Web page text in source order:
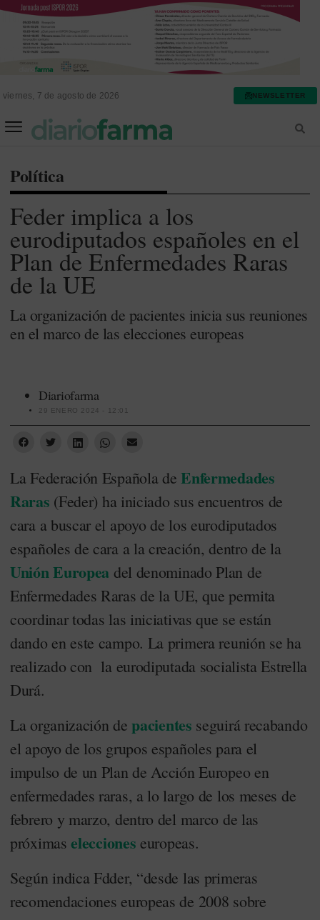
viernes, 7 de agosto de 2026 NEWSLETTER
Política
Feder implica a los
eurodiputados españoles en el
Plan de Enfermedades Raras
de la UE
La organización de pacientes inicia sus reuniones
en el marco de las elecciones europeas
Diariofarma
29 ENERO 2024 - 12:01
La Federación Española deEnfermedades
Raras (Feder) ha iniciado sus encuentros de
cara a buscar el apoyo de los eurodiputados
españoles de cara a la creación, dentro de la
Unión Europea del denominado Plan de
Enfermedades Raras de la UE, que permita
coordinar todas las iniciativas que se están
dando en este campo. La primera reunión se ha
realizado con la eurodiputada socialista Estrella
Durá.
La organización depacientes seguirá recabando
el apoyo de los grupos españoles para el
impulso de un Plan de Acción Europeo en
enfermedades raras, a lo largo de los meses de
febrero y marzo, dentro del marco de las
próximaselecciones europeas.
Según indica Fdder, “desde las primeras
recomendaciones europeas de 2008 sobre